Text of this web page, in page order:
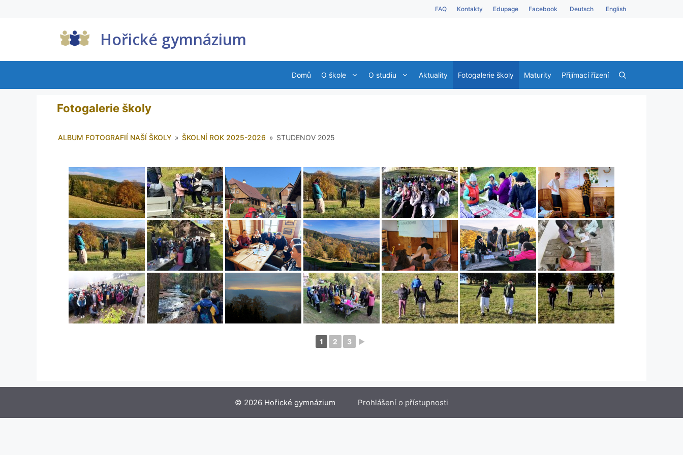
FAQ Kontakty Edupage Facebook Deutsch English
Hořické gymnázium
Domů O škole O studiu Aktuality Fotogalerie školy Maturity Přijímací řízení
Fotogalerie školy
ALBUM FOTOGRAFIÍ NAŠÍ ŠKOLY » ŠKOLNÍ ROK 2025-2026 » STUDENOV 2025
1 2 3 ►
© 2026 Hořické gymnázium Prohlášení o přístupnosti